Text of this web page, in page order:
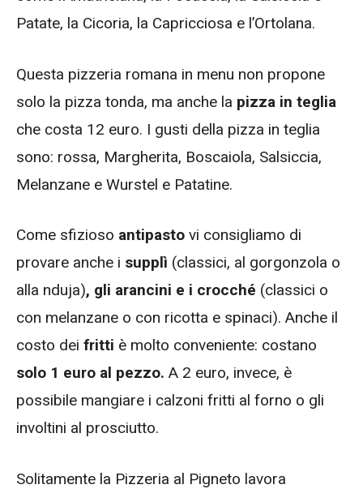
Patate, la Cicoria, la Capricciosa e l’Ortolana.
Questa pizzeria romana in menu non propone
solo la pizza tonda, ma anche la pizza in teglia
che costa 12 euro. I gusti della pizza in teglia
sono: rossa, Margherita, Boscaiola, Salsiccia,
Melanzane e Wurstel e Patatine.
Come sfizioso antipasto vi consigliamo di
provare anche i supplì (classici, al gorgonzola o
alla nduja), gli arancini e i crocché (classici o
con melanzane o con ricotta e spinaci). Anche il
costo dei fritti è molto conveniente: costano
solo 1 euro al pezzo. A 2 euro, invece, è
possibile mangiare i calzoni fritti al forno o gli
involtini al prosciutto.
Solitamente la Pizzeria al Pigneto lavora